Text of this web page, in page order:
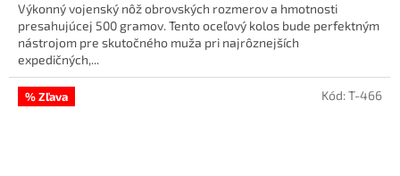
Výkonný vojenský nôž obrovských rozmerov a hmotnosti
presahujúcej 500 gramov. Tento oceľový kolos bude perfektným
nástrojom pre skutočného muža pri najrôznejších
expedičných,...
% Zľava Kód:T-466